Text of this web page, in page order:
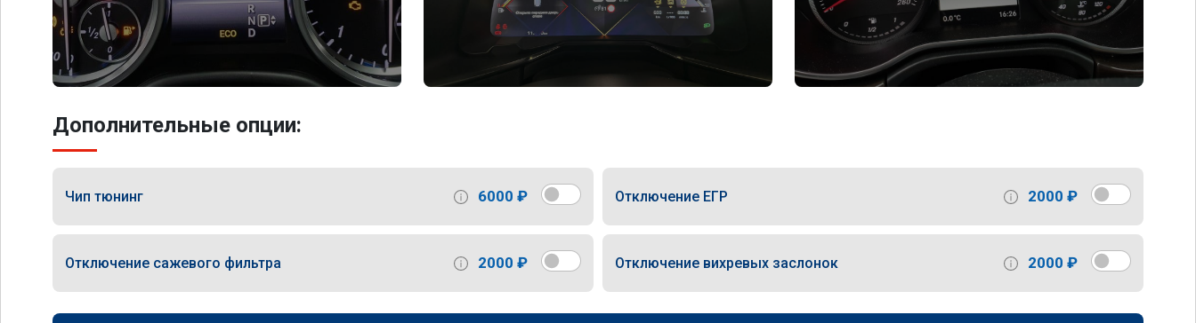
Дополнительные опции:
Чип тюнинг 6000 ₽ Отключение ЕГР 2000 ₽
Отключение сажевого фильтра 2000 ₽ Отключение вихревых заслонок 2000 ₽